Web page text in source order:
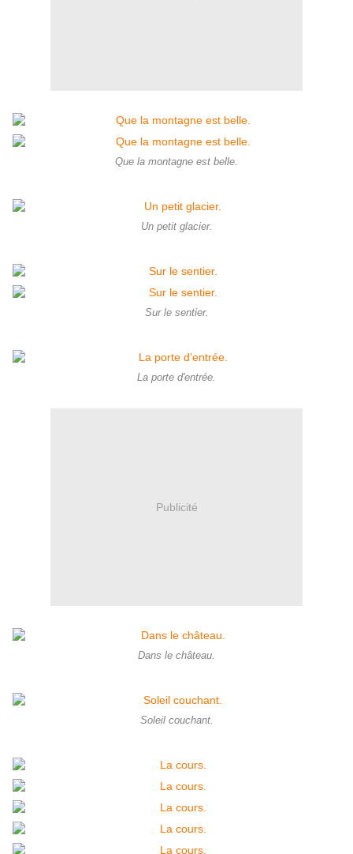
Que la montagne est belle.
Un petit glacier.
Sur le sentier.
La porte d'entrée.
Publicité
Dans le château.
Soleil couchant.